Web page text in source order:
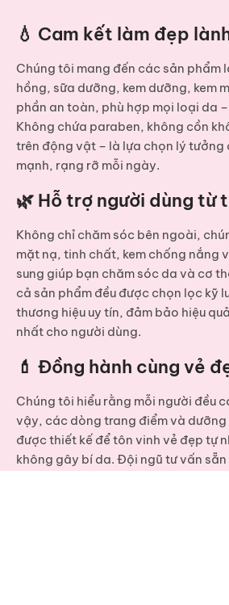
💧 Cam kết làm đẹp
Chúng tôi mang đến các sản phẩm
hồng, sữa dưỡng, kem dưỡng, kem
phần an toàn, phù hợp mọi loại da
Không chứa paraben, không cồn
trên động vật – là lựa chọn lý tưởng
mạnh, rạng rỡ mỗi ngày.
🌿 Hỗ trợ người dùng từ
Không chỉ chăm sóc bên ngoài,
mặt nạ, tinh chất, kem chống nắng
sung giúp bạn chăm sóc da và cơ
cả sản phẩm đều được chọn lọc kỹ
thương hiệu uy tín, đảm bảo hiệu
nhất cho người dùng.
💄 Đồng hành cùng vẻ
Chúng tôi hiểu rằng mỗi người đều
vậy, các dòng trang điểm và dưỡng
được thiết kế để tôn vinh vẻ đẹp tự
không gây bí da. Đội ngũ tư vấn